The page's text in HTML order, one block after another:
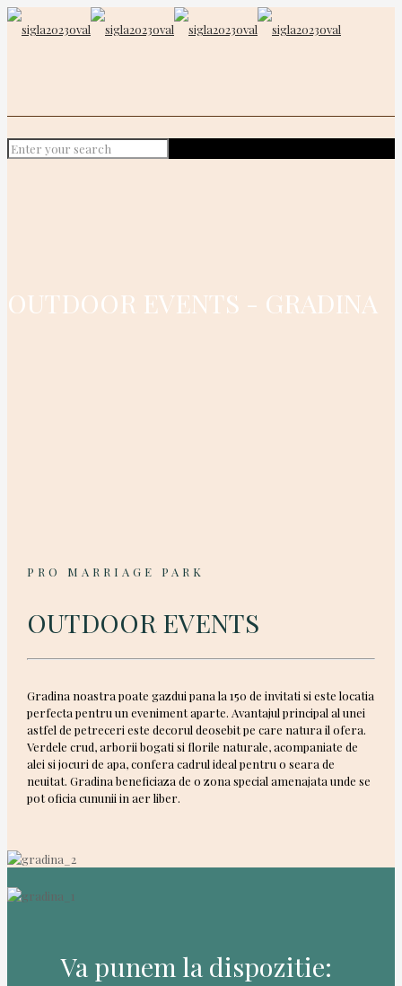
OUTDOOR EVENTS - GRADINA
PRO MARRIAGE PARK
OUTDOOR EVENTS
Gradina noastra poate gazdui pana la 150 de invitati si este locatia
perfecta pentru un eveniment aparte. Avantajul principal al unei
astfel de petreceri este decorul deosebit pe care natura il ofera.
Verdele crud, arborii bogati si florile naturale, acompaniate de
alei si jocuri de apa, confera cadrul ideal pentru o seara de
neuitat. Gradina beneficiaza de o zona special amenajata unde se
pot oficia cununii in aer liber.
Va punem la dispozitie: